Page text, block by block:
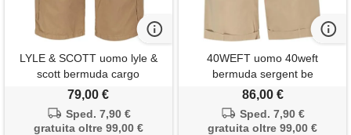
LYLE & SCOTT uomo lyle &
scott bermuda cargo
gabardina
79,00 €
Sped. 7,90 €
gratuita oltre 99,00 €
40WEFT uomo 40weft
bermuda sergent be
86,00 €
Sped. 7,90 €
gratuita oltre 99,00 €